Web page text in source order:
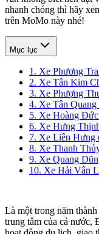
nhanh chóng thì hãy
trên MoMo này nhé!
Mục lục
1. Xe Phương
2. Xe Tân Kim
3. Xe Phượng
4. Xe Tân
5. Xe Hoàng
6. Xe Hưng
7. Xe Liên Hưng
8. Xe Thanh
9. Xe Quang
10. Xe Hải Vân
Là một trong năm
trung tâm của cả nước,